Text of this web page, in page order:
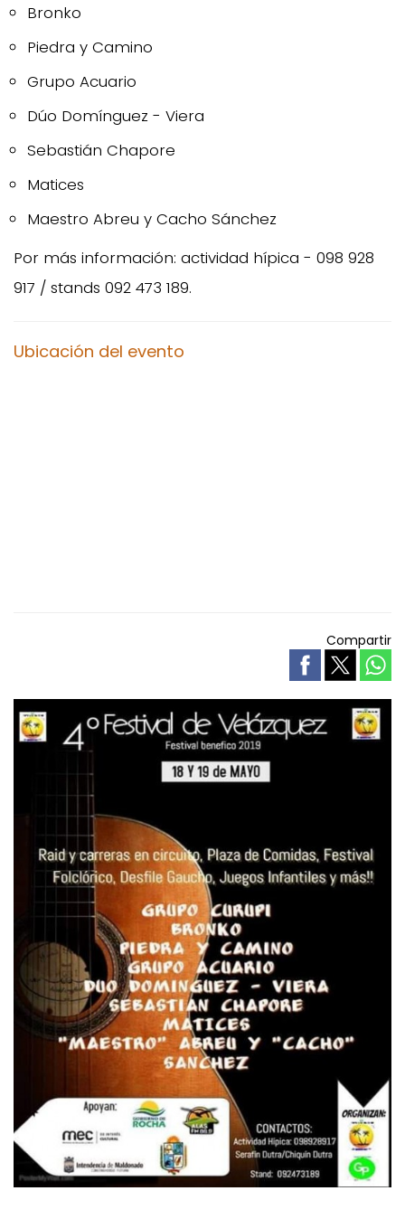
Bronko
Piedra y Camino
Grupo Acuario
Dúo Domínguez - Viera
Sebastián Chapore
Matices
Maestro Abreu y Cacho Sánchez
Por más información: actividad hípica - 098 928
917 / stands 092 473 189.
Ubicación del evento
Compartir